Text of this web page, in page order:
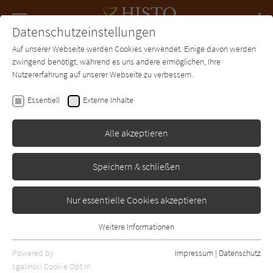
SUCHE Forum Charts Newsletter
Rainer W. Grimm
Die Saga von Erik
Sigurdsson I
-
Datenschutzeinstellungen
Auf unserer Webseite werden Cookies verwendet. Einige davon werden
zwingend benötigt, während es uns andere ermöglichen, Ihre
Nutzererfahrung auf unserer Webseite zu verbessern.
Essentiell Externe Inhalte
Alle akzeptieren
Speichern & schließen
Nur essentielle Cookies akzeptieren
Essentielle Cookies werden für grundlegende Funktionen der
Webseite benötigt. Dadurch ist gewährleistet, dass die Webseite
Weitere Informationen
Powered by
sgalinski Cookie Opt In
Impressum | Datenschutz